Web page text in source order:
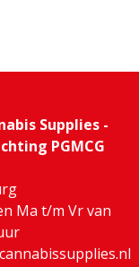
Supplies -
PGMCG
Ma t/m Vr van